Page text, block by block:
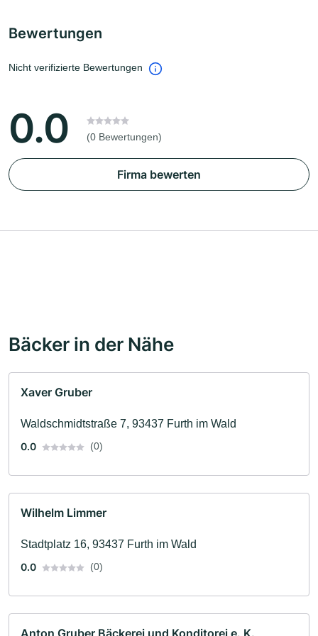
Bewertungen
Nicht verifizierte Bewertungen
0.0 (0 Bewertungen)
Firma bewerten
Bäcker in der Nähe
Xaver Gruber
Waldschmidtstraße 7, 93437 Furth im Wald
0.0
(0)
Wilhelm Limmer
Stadtplatz 16, 93437 Furth im Wald
0.0
(0)